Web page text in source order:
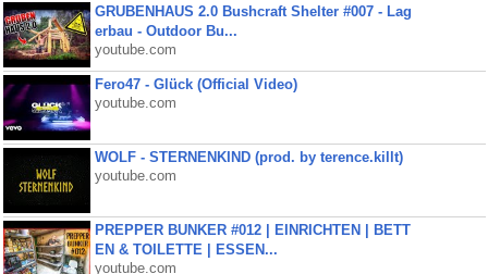
GRUBENHAUS 2.0 Bushcraft Shelter #007 - Lag
erbau - Outdoor Bu...
youtube.com
Fero47 - Glück (Official Video)
youtube.com
WOLF - STERNENKIND (prod. by terence.killt)
youtube.com
PREPPER BUNKER #012 | EINRICHTEN | BETT
EN & TOILETTE | ESSEN...
youtube.com